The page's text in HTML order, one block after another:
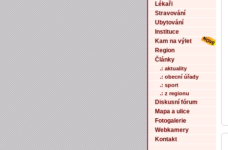
Lékaři
Stravování
Ubytování
Instituce
Kam na výlet
Region
Články
.: aktuality
.: obecní úřady
.: sport
.: z regionu
Diskusní fórum
Mapa a ulice
Fotogalerie
Webkamery
Kontakt